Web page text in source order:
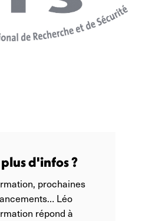
d'infos ?
prochaines
Léo
répond à